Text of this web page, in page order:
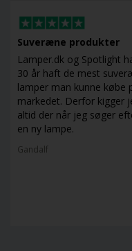
Suveræne produkter
Lamper.dk og Spotlight
30 år haft de mest
lamper man kunne købe
markedet. Derfor kigger
altid der når jeg søger
en ny lampe.
Gandalf